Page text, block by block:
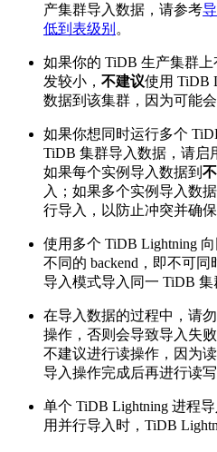
产集群导入数据，请参考
低到表级别 。
如果你的 TiDB 生产集群
发较小， 不建议使用 TiDB
数据到该集群，因为可能会
如果你想同时运行多个
TiDB 集群导入数据，请启
如果每个实例导入数据到
入；如果多个实例导入数据
行导入，以防止冲突并确保
使用多个 TiDB Lightning
不同的 backend，即不可
导入模式导入同一 TiDB 集
在导入数据的过程中，请
操作，否则会导致导入失
不建议进行读操作，因为
导入操作完成后再进行读写
单个 TiDB Lightning 进程
用并行导入时，TiDB